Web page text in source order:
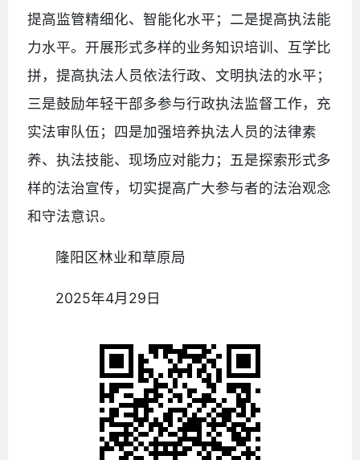
提高监管精细化、智能化水平；二是提高执法能
力水平。开展形式多样的业务知识培训、互学比
拼，提高执法人员依法行政、文明执法的水平；
三是鼓励年轻干部多参与行政执法监督工作，充
实法审队伍；四是加强培养执法人员的法律素
养、执法技能、现场应对能力；五是探索形式多
样的法治宣传，切实提高广大参与者的法治观念
和守法意识。
隆阳区林业和草原局
2025年4月29日